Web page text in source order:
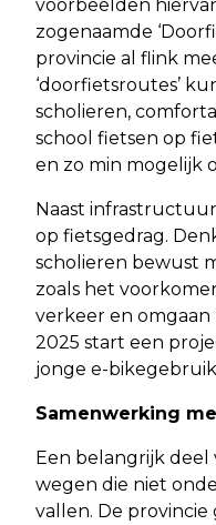
voorbeelden
zogenaamde
provincie al flink
‘doorfietsroutes’
scholieren,
school fietsen op
en zo min mogelijk
Naast
op fietsgedrag.
scholieren bewust
zoals het
verkeer en
2025 start een
jonge e-
Samenwerking
Een belangrijk
wegen die niet
vallen. De